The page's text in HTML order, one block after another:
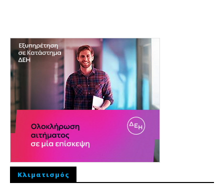
Κλιματισμός